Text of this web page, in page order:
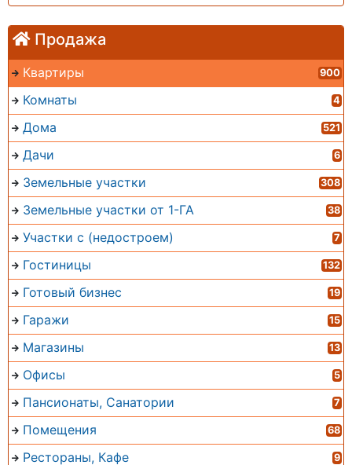
Продажа
Квартиры 900
Комнаты 4
Дома 521
Дачи 6
Земельные участки 308
Земельные участки от 1-ГА 38
Участки с (недостроем) 7
Гостиницы 132
Готовый бизнес 19
Гаражи 15
Магазины 13
Офисы 5
Пансионаты, Санатории 7
Помещения 68
Рестораны, Кафе 9